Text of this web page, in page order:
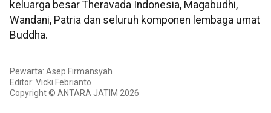
keluarga besar Theravada Indonesia, Magabudhi,
Wandani, Patria dan seluruh komponen lembaga umat
Buddha.
Pewarta: Asep Firmansyah
Editor: Vicki Febrianto
Copyright © ANTARA JATIM 2026